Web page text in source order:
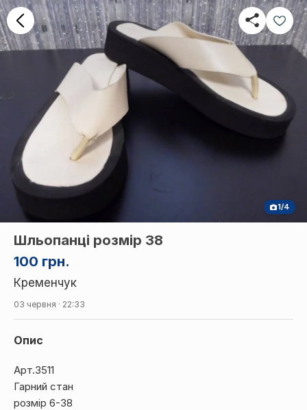
1/4
100 грн.
Шльопанці розмір 38
Кременчук
03 червня · 22:33
Опис
Арт.3511
Гарний стан
розмір 6-38